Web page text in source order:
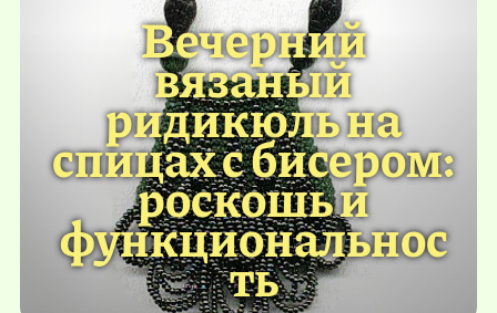
Вечерний
вязаный
ридикюль на
спицах с бисером:
роскошь и
функциональнос
ть